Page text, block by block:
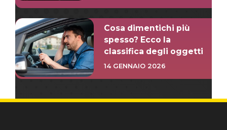
Cosa dimentichi più
spesso? Ecco la
classifica degli oggetti
14 GENNAIO 2026